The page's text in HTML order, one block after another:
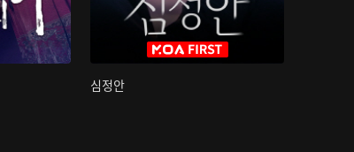
심정안